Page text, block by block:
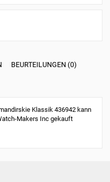
BEURTEILUNGEN (0)
Klassik 436942 kann
Makers Inc gekauft